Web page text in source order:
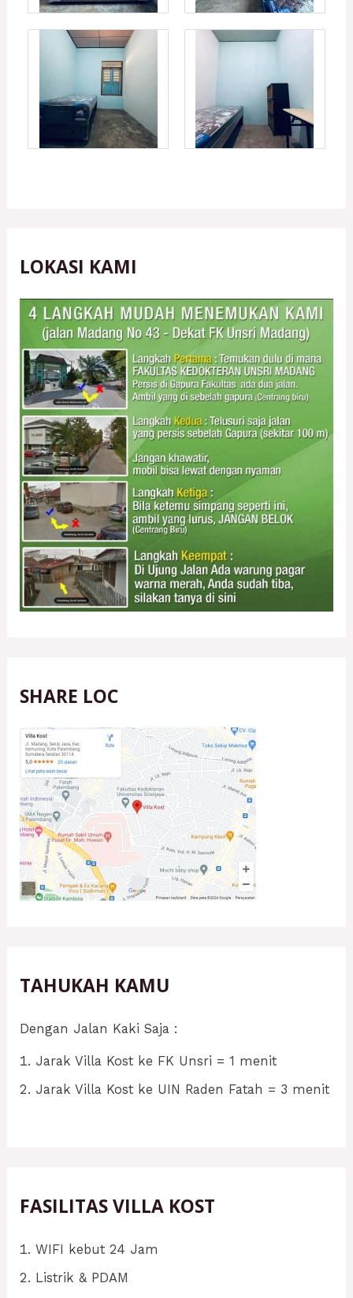
LOKASI KAMI
SHARE LOC
TAHUKAH KAMU
Dengan Jalan Kaki Saja :
Jarak Villa Kost ke FK Unsri = 1 menit
Jarak Villa Kost ke UIN Raden Fatah = 3 menit
FASILITAS VILLA KOST
WIFI kebut 24 Jam
Listrik & PDAM